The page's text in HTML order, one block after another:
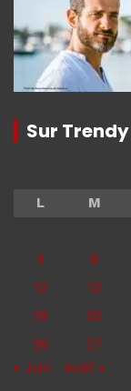
Sur
L
M
5
6
12
13
19
20
26
27
« Juin
Août »